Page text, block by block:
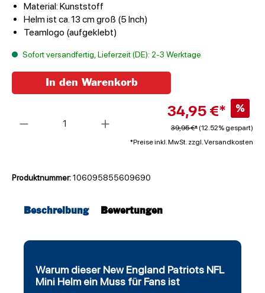
Material: Kunststoff
Helm ist ca. 13 cm groß (5 Inch)
Teamlogo (aufgeklebt)
Sofort versandfertig, Lieferzeit (DE): 2-3 Werktage
34,95 €* %
39,95 €* (12.52% gespart)
*Preise inkl. MwSt. zzgl. Versandkosten
In den Warenkorb
Produktnummer:106095855609690
Beschreibung Bewertungen
Warum dieser New England Patriots NFL
Mini Helm ein Muss für Fans ist